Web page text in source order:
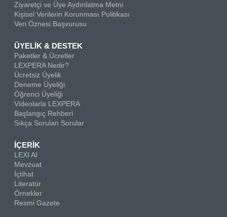
Ziyaretçi ve Üye Aydınlatma Metni
Kişisel Verilerin Korunması Politikası
Veri Öznesi Başvurusu
ÜYELİK & DESTEK
Paketler & Ücretler
LEXPERA Nedir?
Ücretsiz Üyelik
Deneme Üyeliği
Öğrenci Üyeliği
Videolarla LEXPERA
Başlangıç Rehberi
Sıkça Sorulan Sorular
İÇERİK
LEXI AI
Mevzuat
İçtihat
Literatür
Örnekler
Resmi Gazete